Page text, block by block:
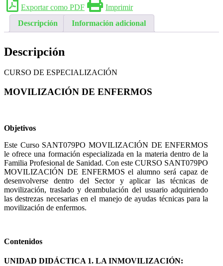
Exportar como PDF
Imprimir
Descripción
Información adicional
Descripción
CURSO DE ESPECIALIZACIÓN
MOVILIZACIÓN DE ENFERMOS
Objetivos
Este Curso SANT079PO MOVILIZACIÓN DE ENFERMOS
le ofrece una formación especializada en la materia dentro de la
Familia Profesional de Sanidad. Con este CURSO SANT079PO
MOVILIZACIÓN DE ENFERMOS el alumno será capaz de
desenvolverse dentro del Sector y aplicar las técnicas de
movilización, traslado y deambulación del usuario adquiriendo
las destrezas necesarias en el manejo de ayudas técnicas para la
movilización de enfermos.
Contenidos
UNIDAD DIDÁCTICA 1. LA INMOVILIZACIÓN: